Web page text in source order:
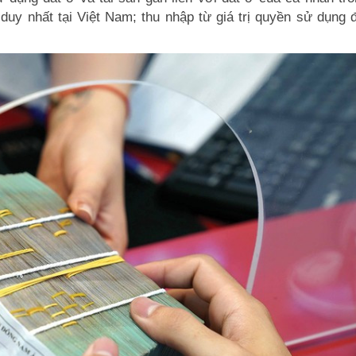
nhất tại Việt Nam; thu nhập từ giá trị quyền sử dụng